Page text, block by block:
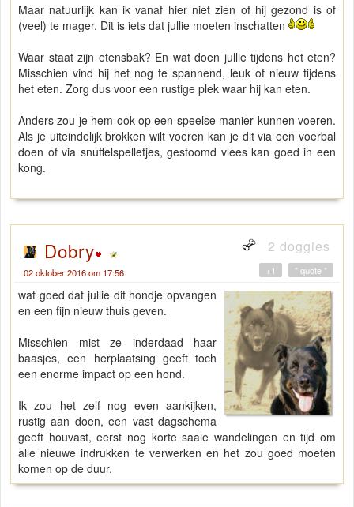
Maar natuurlijk kan ik vanaf hier niet zien of hij gezond is of
(veel) te mager. Dit is iets dat jullie moeten inschatten
Waar staat zijn etensbak? En wat doen jullie tijdens het eten?
Misschien vind hij het nog te spannend, leuk of nieuw tijdens
het eten. Zorg dus voor een rustige plek waar hij kan eten.
Anders zou je hem ook op een speelse manier kunnen voeren.
Als je uiteindelijk brokken wilt voeren kan je dit via een voerbal
doen of via snuffelspelletjes, gestoomd vlees kan goed in een
kong.
Dobry 2 doggies
02 oktober 2016 om 17:56 " quote "
+1
wat goed dat jullie dit hondje opvangen
en een fijn nieuw thuis geven.
Misschien mist ze inderdaad haar
baasjes, een herplaatsing geeft toch
een enorme impact op een hond.
Ik zou het zelf nog even aankijken,
rustig aan doen, een vast dagschema
geeft houvast, eerst nog korte saaie wandelingen en tijd om
alle nieuwe indrukken te verwerken en het zou goed moeten
komen op de duur.